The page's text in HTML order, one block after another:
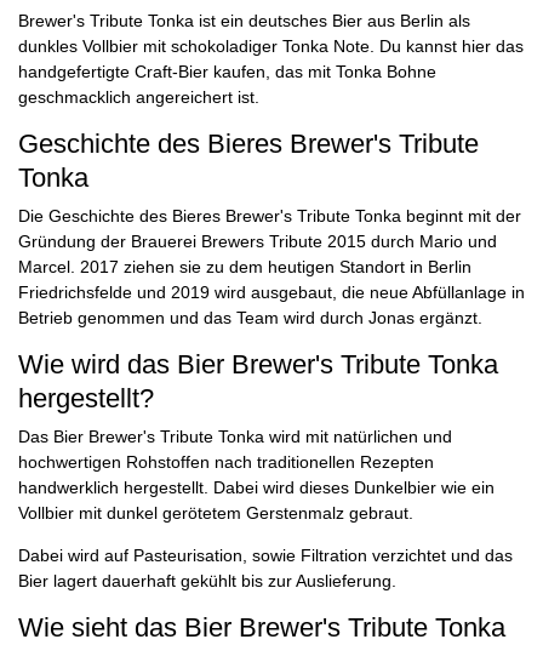
Brewer's Tribute Tonka ist ein deutsches Bier aus Berlin als
dunkles Vollbier mit schokoladiger Tonka Note. Du kannst hier das
handgefertigte Craft-Bier kaufen, das mit Tonka Bohne
geschmacklich angereichert ist.
Geschichte des Bieres Brewer's Tribute
Tonka
Die Geschichte des Bieres Brewer's Tribute Tonka beginnt mit der
Gründung der Brauerei Brewers Tribute 2015 durch Mario und
Marcel. 2017 ziehen sie zu dem heutigen Standort in Berlin
Friedrichsfelde und 2019 wird ausgebaut, die neue Abfüllanlage in
Betrieb genommen und das Team wird durch Jonas ergänzt.
Wie wird das Bier Brewer's Tribute Tonka
hergestellt?
Das Bier Brewer's Tribute Tonka wird mit natürlichen und
hochwertigen Rohstoffen nach traditionellen Rezepten
handwerklich hergestellt. Dabei wird dieses Dunkelbier wie ein
Vollbier mit dunkel gerötetem Gerstenmalz gebraut.
Dabei wird auf Pasteurisation, sowie Filtration verzichtet und das
Bier lagert dauerhaft gekühlt bis zur Auslieferung.
Wie sieht das Bier Brewer's Tribute Tonka